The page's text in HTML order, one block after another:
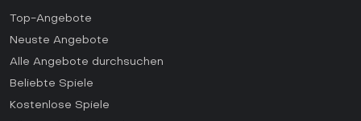
Top-Angebote
Neuste Angebote
Alle Angebote durchsuchen
Beliebte Spiele
Kostenlose Spiele